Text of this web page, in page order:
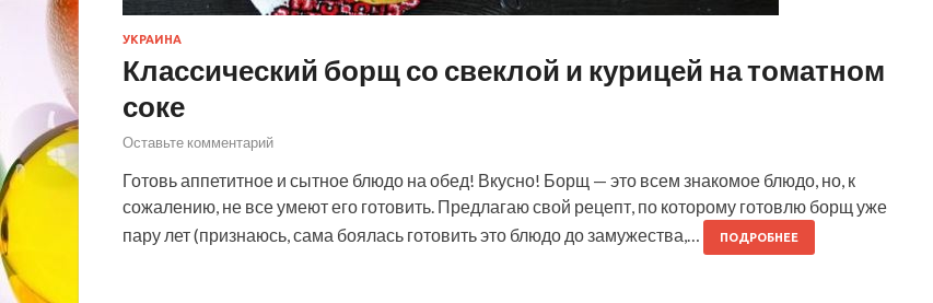
УКРАИНА
Классический борщ со свеклой и курицей на томатном
соке
Оставьте комментарий
Готовь аппетитное и сытное блюдо на обед! Вкусно! Борщ — это всем знакомое блюдо, но, к
сожалению, не все умеют его готовить. Предлагаю свой рецепт, по которому готовлю борщ уже
пару лет (признаюсь, сама боялась готовить это блюдо до замужества,…
ПОДРОБНЕЕ